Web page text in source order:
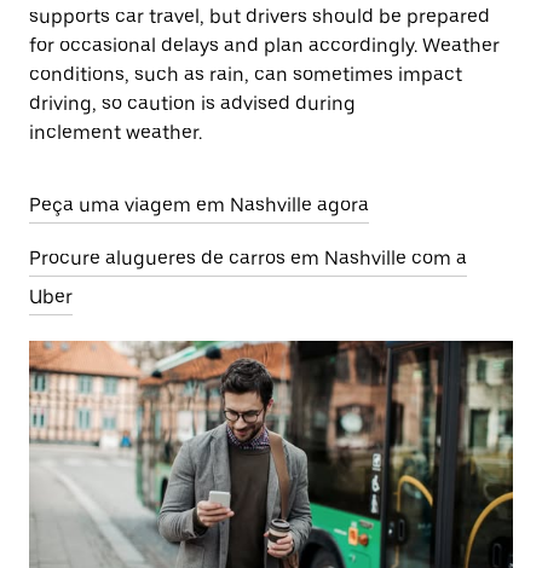
supports car travel, but drivers should be prepared
for occasional delays and plan accordingly. Weather
conditions, such as rain, can sometimes impact
driving, so caution is advised during
inclement weather.
Peça uma viagem em Nashville agora
Procure alugueres de carros em Nashville com a
Uber